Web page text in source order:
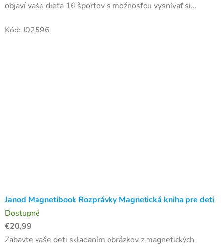
objaví vaše dieťa 16 športov s možnosťou vysnívať si
magnetov a 16...
Kód: J02596
Janod Magnetibook Rozprávky Magnetická kniha pre deti
Dostupné
€20,99
Zabavte vaše deti skladaním obrázkov z magnetických